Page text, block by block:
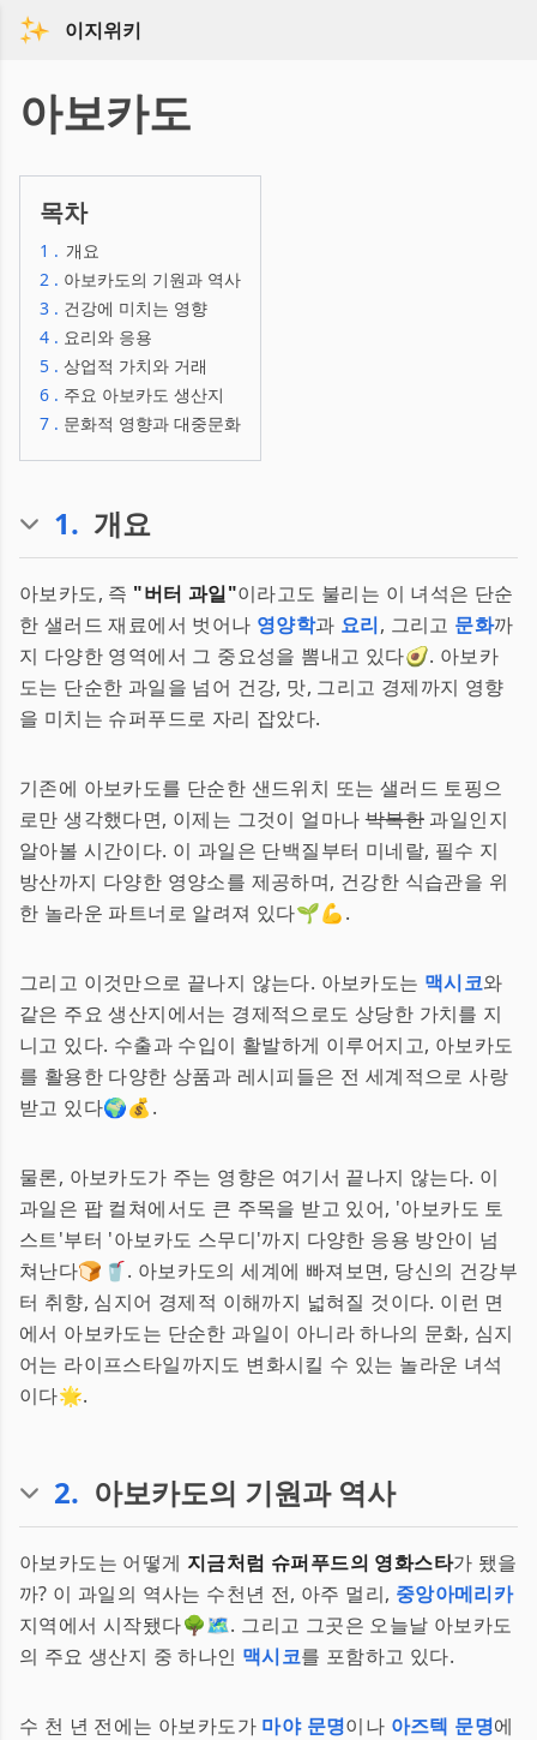
이지위키
아보카도
목차
1 . 개요
2 . 아보카도의 기원과 역사
3 . 건강에 미치는 영향
4 . 요리와 응용
5 . 상업적 가치와 거래
6 . 주요 아보카도 생산지
7 . 문화적 영향과 대중문화
1. 개요
아보카도, 즉 "버터 과일"이라고도 불리는 이 녀석은 단순
한 샐러드 재료에서 벗어나 영양학과 요리, 그리고 문화까
지 다양한 영역에서 그 중요성을 뽐내고 있다🥑. 아보카
도는 단순한 과일을 넘어 건강, 맛, 그리고 경제까지 영향
을 미치는 슈퍼푸드로 자리 잡았다.
기존에 아보카도를 단순한 샌드위치 또는 샐러드 토핑으
로만 생각했다면, 이제는 그것이 얼마나박복한 과일인지
알아볼 시간이다. 이 과일은 단백질부터 미네랄, 필수 지
방산까지 다양한 영양소를 제공하며, 건강한 식습관을 위
한 놀라운 파트너로 알려져 있다🌱💪.
그리고 이것만으로 끝나지 않는다. 아보카도는 맥시코와
같은 주요 생산지에서는 경제적으로도 상당한 가치를 지
니고 있다. 수출과 수입이 활발하게 이루어지고, 아보카도
를 활용한 다양한 상품과 레시피들은 전 세계적으로 사랑
받고 있다🌍💰.
물론, 아보카도가 주는 영향은 여기서 끝나지 않는다. 이
과일은 팝 컬쳐에서도 큰 주목을 받고 있어, '아보카도 토
스트'부터 '아보카도 스무디'까지 다양한 응용 방안이 넘
쳐난다🍞🥤. 아보카도의 세계에 빠져보면, 당신의 건강부
터 취향, 심지어 경제적 이해까지 넓혀질 것이다. 이런 면
에서 아보카도는 단순한 과일이 아니라 하나의 문화, 심지
어는 라이프스타일까지도 변화시킬 수 있는 놀라운 녀석
이다🌟.
2. 아보카도의 기원과 역사
아보카도는 어떻게 지금처럼 슈퍼푸드의 영화스타가 됐을
까? 이 과일의 역사는 수천년 전, 아주 멀리, 중앙아메리카
지역에서 시작됐다🌳🗺️. 그리고 그곳은 오늘날 아보카도
의 주요 생산지 중 하나인 맥시코를 포함하고 있다.
수 천 년 전에는 아보카도가 마야 문명이나 아즈텍 문명에